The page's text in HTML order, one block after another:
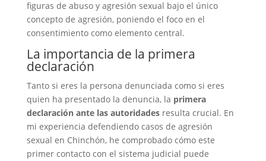
figuras de abuso y agresión sexual bajo el único
concepto de agresión, poniendo el foco en el
consentimiento como elemento central.
La importancia de la primera
declaración
Tanto si eres la persona denunciada como si eres
quien ha presentado la denuncia, la primera
declaración ante las autoridadesresulta crucial. En
mi experiencia defendiendo casos de agresión
sexual en Chinchón, he comprobado cómo este
primer contacto con el sistema judicial puede